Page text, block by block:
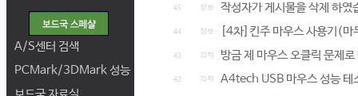
A/S센터 검색
PCMark/3DMark 성능
45 정보 작성자가 게시물을 삭제 하였
44 정보 [4차]킨주 마우스 사용기(마
43 끄적 방금 제 마우스 오클릭 문제
42 끄적 A4tech USB 마우스 성능 테